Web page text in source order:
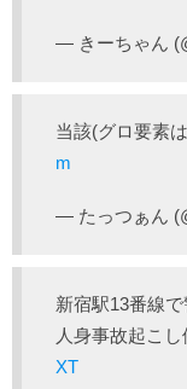
— きーちゃん
当該(グロ要素
m
— たっつぁん
新宿駅13番線
人身事故起こ
XT